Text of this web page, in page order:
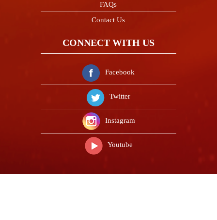
FAQs
Contact Us
CONNECT WITH US
Facebook
Twitter
Instagram
Youtube